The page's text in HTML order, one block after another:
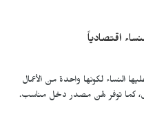
اقتصادياً
النساء لكونها واحدة من الأعمال
كما توفر لهن مصدر دخل مناسب.